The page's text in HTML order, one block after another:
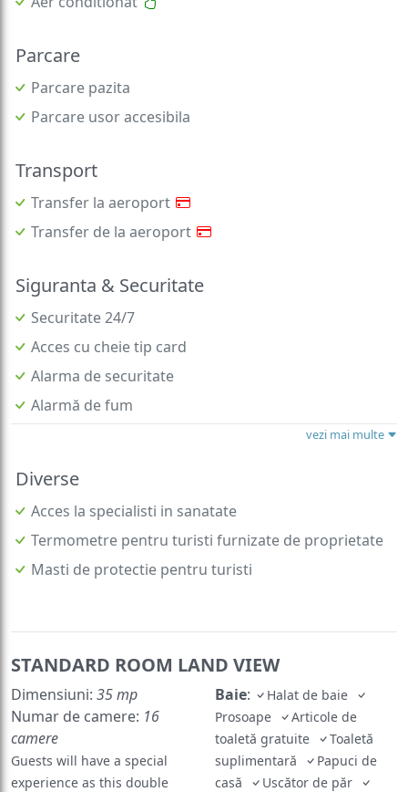
Parcare
Parcare pazita
Parcare usor accesibila
Transport
Transfer la aeroport
Transfer de la aeroport
Siguranta & Securitate
Securitate 24/7
Acces cu cheie tip card
Alarma de securitate
Alarmă de fum
vezi mai multe
Diverse
Acces la specialisti in sanatate
Termometre pentru turisti furnizate de proprietate
Masti de protectie pentru turisti
STANDARD ROOM LAND VIEW
Dimensiuni: 35 mp
Numar de camere: 16
camere
Guests will have a special
experience as this double
Baie:
Halat de baie
Prosoape
Articole de
toaletă gratuite
Toaletă
suplimentară
Papuci de
casă
Uscător de păr